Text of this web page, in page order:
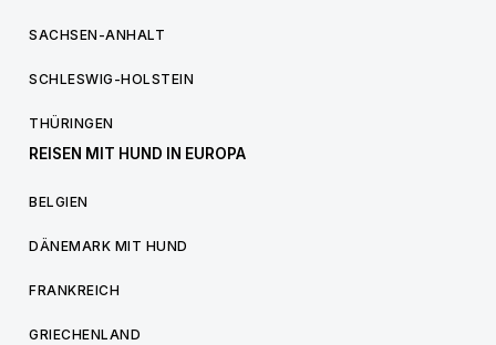
SACHSEN-ANHALT
SCHLESWIG-HOLSTEIN
THÜRINGEN
REISEN MIT HUND IN EUROPA
BELGIEN
DÄNEMARK MIT HUND
FRANKREICH
GRIECHENLAND